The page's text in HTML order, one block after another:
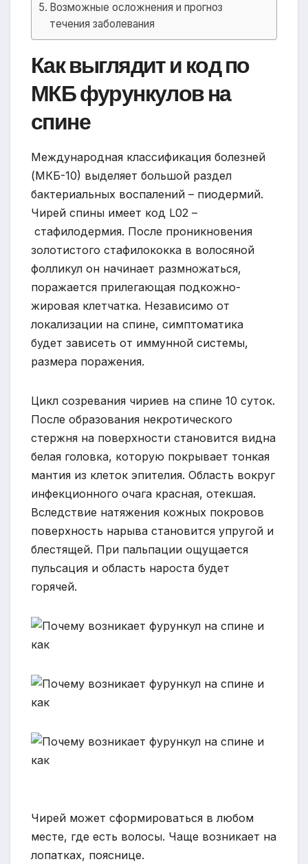
Возможные осложнения и прогноз
течения заболевания
Как выглядит и код по
МКБ фурункулов на
спине
Международная классификация болезней
(МКБ-10) выделяет большой раздел
бактериальных воспалений – пиодермий.
Чирей спины имеет код L02 –
стафилодермия. После проникновения
золотистого стафилококка в волосяной
фолликул он начинает размножаться,
поражается прилегающая подкожно-
жировая клетчатка. Независимо от
локализации на спине, симптоматика
будет зависеть от иммунной системы,
размера поражения.
Цикл созревания чириев на спине 10 суток.
После образования некротического
стержня на поверхности становится видна
белая головка, которую покрывает тонкая
мантия из клеток эпителия. Область вокруг
инфекционного очага красная, отекшая.
Вследствие натяжения кожных покровов
поверхность нарыва становится упругой и
блестящей. При пальпации ощущается
пульсация и область нароста будет
горячей.
Чирей может сформироваться в любом
месте, где есть волосы. Чаще возникает на
лопатках, пояснице.